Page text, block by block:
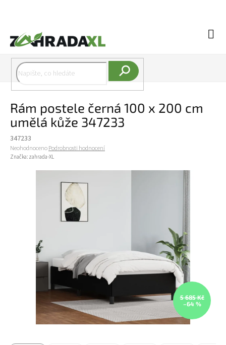
Rám postele černá 100 x 200 cm
umělá kůže 347233
347233
Průměrné hodnocení produktu je 0,0 z 5 hvězdiček.
NeohodnocenoPodrobnosti hodnocení
Značka: zahrada-XL
5 685 Kč
–64 %